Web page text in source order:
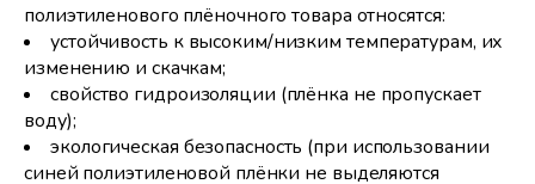
полиэтиленового плёночного товара относятся:
устойчивость к высоким/низким температурам, их
изменению и скачкам;
свойство гидроизоляции (плёнка не пропускает
воду);
экологическая безопасность (при использовании
синей полиэтиленовой плёнки не выделяются